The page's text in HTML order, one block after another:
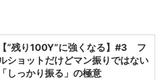
【“残り100Y”に強くなる】#3 フ
ショットだけどマン振りではない
「しっかり振る」の極意